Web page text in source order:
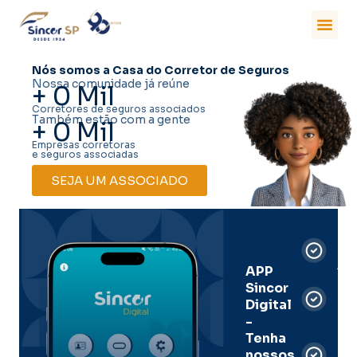
Nós somos a Casa do Corretor de Seguros
Nossa comunidade já reúne
+0 Mil
Corretores de seguros associados
Também estão com a gente
+0Mil
Empresas corretoras
e seguros associadas
SEJA UM ASSOCIADO
APP
Sincor
Digital
-
Tenha